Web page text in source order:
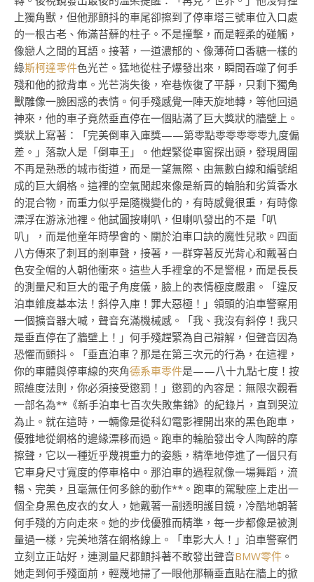
上獨角獸，但他那顫抖的車尾卻擦到了停車塔三號車位入口處
的一根古老、佈滿苔蘚的柱子。不是撞擊，而是輕柔的碰觸，
像戀人之間的耳語。接著，一道濃郁的、像薄荷口香糖一樣的
綠斯柯達零件色光芒。猛地從柱子爆發出來，瞬間吞噬了何手
殘和他的掀背車。光芒消失後，窄巷恢復了平靜，只剩下獨角
獸雕像一臉困惑的表情。何手殘感覺一陣天旋地轉，等他回過
神來，他的車子竟然垂直停在一個貼滿了巨大獎狀的牆壁上。
獎狀上寫著：「完美倒車入庫獎——第零點零零零零零九度偏
差。」落款人是「倒車王」。他趕緊從車窗探出頭，發現周圍
不再是熟悉的城市街道，而是一望無際、由無數白線和編號組
成的巨大網格。這裡的空氣聞起來像是新買的輪胎和劣質香水
的混合物，而重力似乎是隨機變化的，有時感覺很重，有時像
漂浮在游泳池裡。他試圖按喇叭，但喇叭發出的不是「叭
叭」，而是他童年時學會的、關於泊車口訣的魔性兒歌。四面
八方傳來了刺耳的剎車聲，接著，一群穿著反光背心和戴著白
色安全帽的人朝他衝來。這些人手裡拿的不是警棍，而是長長
的測量尺和巨大的電子角度儀，臉上的表情極度嚴肅。「違反
泊車維度基本法！斜停入庫！罪大惡極！」領頭的泊車警察用
一個擴音器大喊，聲音充滿機械感。「我、我沒有斜停！我只
是垂直停在了牆壁上！」何手殘趕緊為自己辯解，但聲音因為
恐懼而顫抖。「垂直泊車？那是在第三次元的行為，在這裡，
你的車體與停車線的夾角德系車零件是——八十九點七度！按
照維度法則，你必須接受懲罰！」懲罰的內容是：無限次觀看
一部名為**《新手泊車七百次失敗集錦》的紀錄片，直到哭泣
為止。就在這時，一輛像是從科幻電影裡開出來的黑色跑車，
優雅地從網格的邊緣漂移而過。跑車的輪胎發出令人陶醉的摩
擦聲，它以一種近乎蔑視重力的姿態，精準地停進了一個只有
它車身尺寸寬度的停車格中。那泊車的過程就像一場舞蹈，流
暢、完美，且毫無任何多餘的動作**。跑車的駕駛座上走出一
個全身黑色皮衣的女人，她戴著一副透明護目鏡，冷酷地朝著
何手殘的方向走來。她的步伐優雅而精準，每一步都像是被測
量過一樣，完美地落在網格線上。「車影大人！」泊車警察們
立刻立正站好，連測量尺都顫抖著不敢發出聲音BMW零件 。
她走到何手殘面前，輕蔑地掃了一眼他那輛垂直貼在牆上的掀